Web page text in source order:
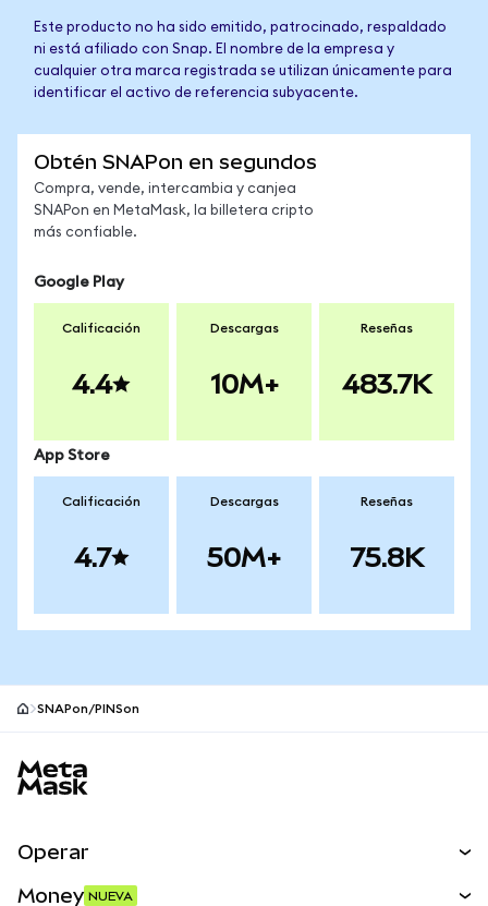
Este producto no ha sido emitido, patrocinado, respaldado
ni está afiliado con Snap. El nombre de la empresa y
cualquier otra marca registrada se utilizan únicamente para
identificar el activo de referencia subyacente.
Obtén SNAPon en segundos
Compra, vende, intercambia y canjea
SNAPon en MetaMask, la billetera cripto
más confiable.
Google Play
Calificación
4.4
Descargas
10M+
Reseñas
483.7K
App Store
Calificación
4.7
Descargas
50M+
Reseñas
75.8K
SNAPon/PINSon
Operar
Money NUEVA